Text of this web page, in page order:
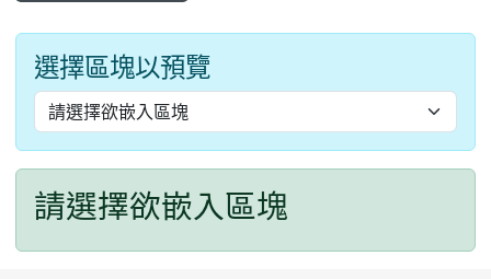
選擇區塊以預覽
請選擇欲嵌入區塊